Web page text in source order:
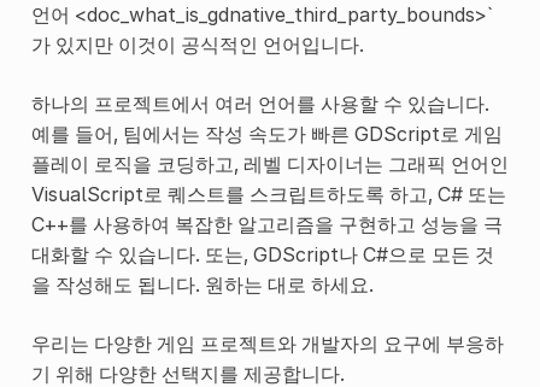
언어 <doc_what_is_gdnative_third_party_bounds>`
가 있지만 이것이 공식적인 언어입니다.
하나의 프로젝트에서 여러 언어를 사용할 수 있습니다.
예를 들어, 팀에서는 작성 속도가 빠른 GDScript로 게임
플레이 로직을 코딩하고, 레벨 디자이너는 그래픽 언어인
VisualScript로 퀘스트를 스크립트하도록 하고, C# 또는
C++를 사용하여 복잡한 알고리즘을 구현하고 성능을 극
대화할 수 있습니다. 또는, GDScript나 C#으로 모든 것
을 작성해도 됩니다. 원하는 대로 하세요.
우리는 다양한 게임 프로젝트와 개발자의 요구에 부응하
기 위해 다양한 선택지를 제공합니다.